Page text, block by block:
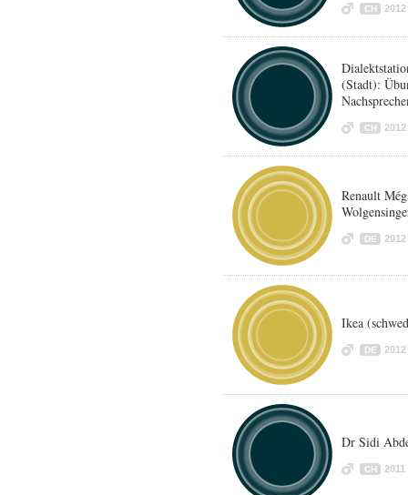
CH 2012
(Stadt):
CH 2012
Renault
DE 2012
Ikea
DE 2012
Dr Sidi
CH 2011